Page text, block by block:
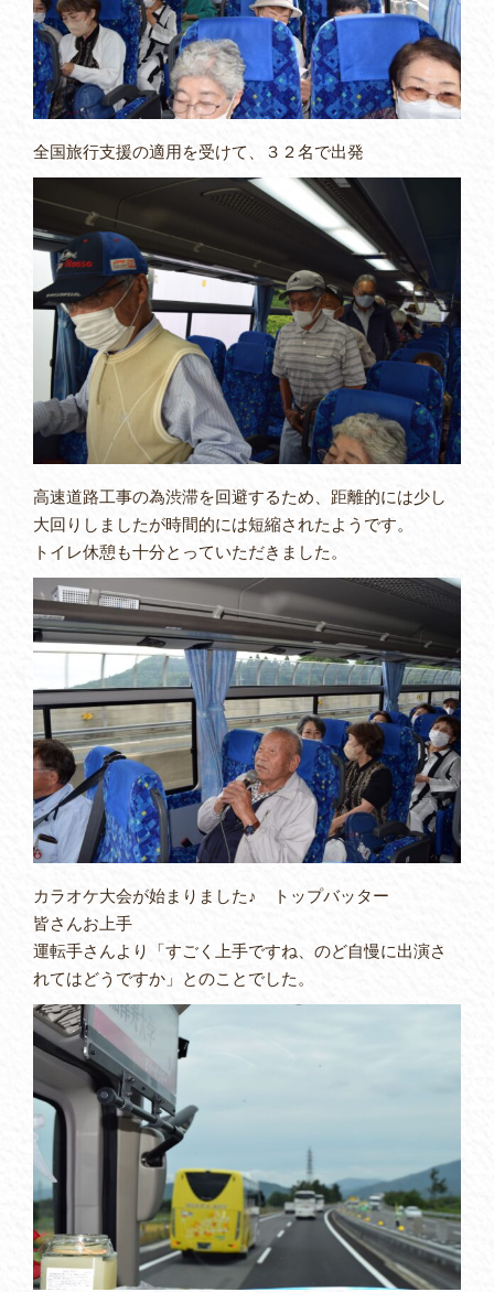
全国旅行支援の適用を受けて、３２名で出発
高速道路工事の為渋滞を回避するため、距離的には少し
大回りしましたが時間的には短縮されたようです。
トイレ休憩も十分とっていただきました。
カラオケ大会が始まりました♪ トップバッター
皆さんお上手
運転手さんより「すごく上手ですね、のど自慢に出演さ
れてはどうですか」とのことでした。